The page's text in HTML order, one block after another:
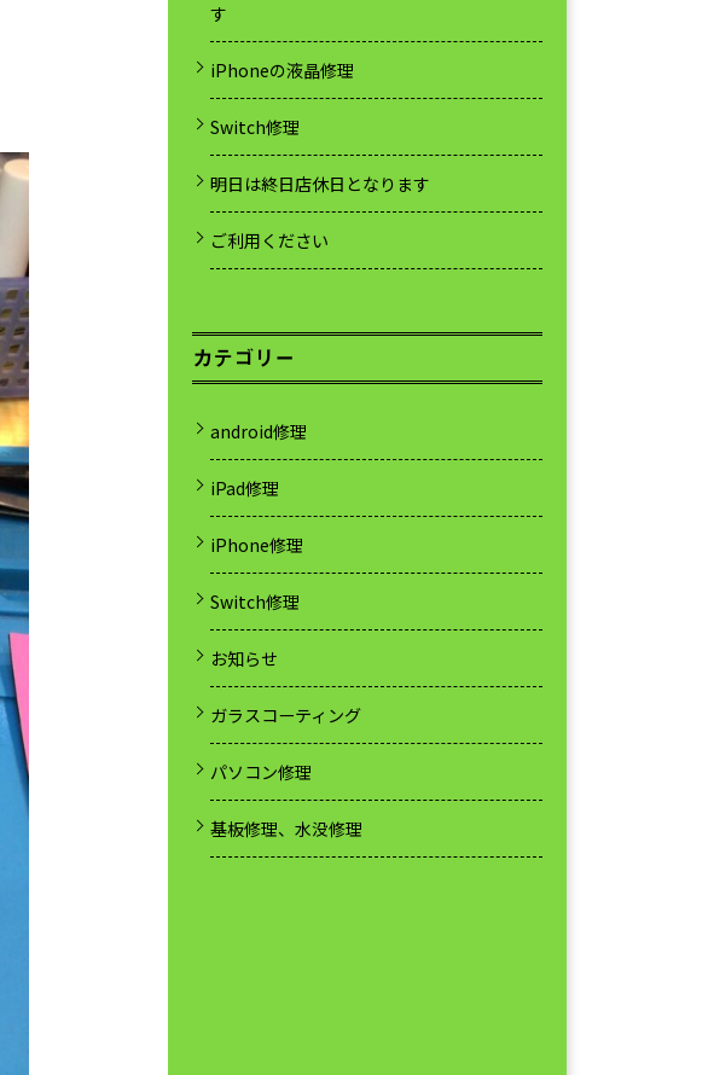
す
iPhoneの液晶修理
Switch修理
明日は終日店休日となります
ご利用ください
カテゴリー
android修理
iPad修理
iPhone修理
Switch修理
お知らせ
ガラスコーティング
パソコン修理
基板修理、水没修理